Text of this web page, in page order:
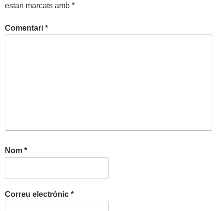
estan marcats amb *
Comentari *
Nom *
Correu electrònic *